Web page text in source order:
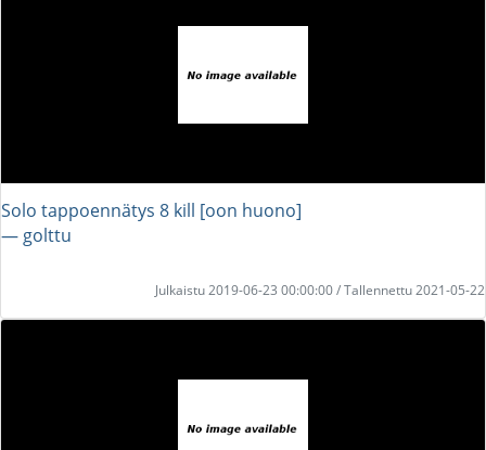
Solo tappoennätys 8 kill [oon huono]
― golttu
Julkaistu 2019-06-23 00:00:00 / Tallennettu 2021-05-22